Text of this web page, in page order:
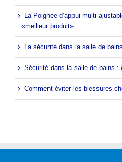
La Poignée d’appui multi-
«meilleur produit»
La sécurité dans la salle de bains
Sécurité dans la salle de bains :
Comment éviter les blessures